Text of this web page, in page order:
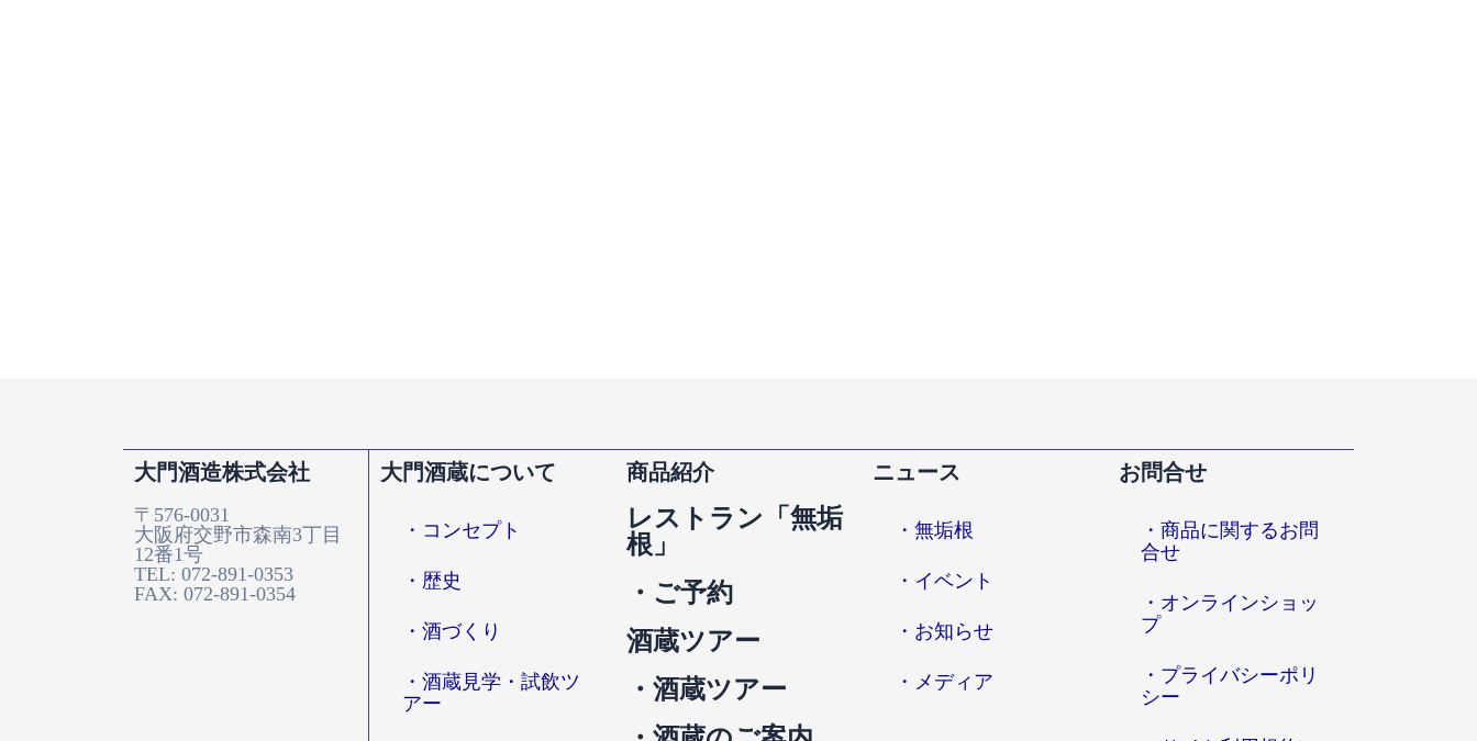
大門酒造株式会社
〒576-0031
大阪府交野市森南3丁目
12番1号
TEL: 072-891-0353
FAX: 072-891-0354
大門酒蔵について
・コンセプト
・歴史
・酒づくり
・酒蔵見学・試飲ツ
アー
商品紹介
レストラン「無垢
根」
・ご予約
酒蔵ツアー
・酒蔵ツアー
ニュース
・無垢根
・イベント
・お知らせ
・メディア
お問合せ
・商品に関するお問
合せ
・オンラインショッ
プ
・プライバシーポリ
シー